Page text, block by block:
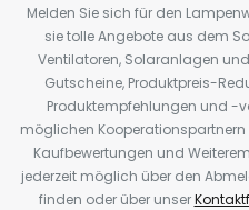
Melden Sie sich für den
sie tolle Angebote aus dem
Ventilatoren, Solaranlagen
Gutscheine, Produktpreis-
Produktempfehlungen und -
möglichen
Kaufbewertungen und
jederzeit möglich über den
finden oder über unser